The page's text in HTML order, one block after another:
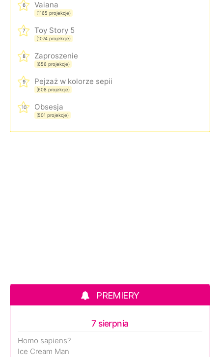
6 Vaiana
(1165 projekcje)
7 Toy Story 5
(1074 projekcje)
8 Zaproszenie
(656 projekcje)
9 Pejzaż w kolorze sepii
(608 projekcje)
10 Obsesja
(501 projekcje)
PREMIERY
7 sierpnia
Homo sapiens?
Ice Cream Man